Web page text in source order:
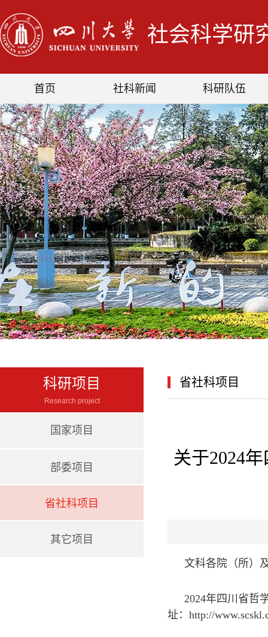
社会科学研
首页 社科新闻 科研队伍
科研项目
Research project
国家项目
部委项目
省社科项目
其它项目
省社科项目
关于2024
文科各院（所）
2024年四川省哲
址：http://